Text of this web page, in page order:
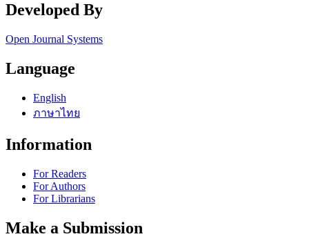
Developed By
Open Journal Systems
Language
English
ภาษาไทย
Information
For Readers
For Authors
For Librarians
Make a Submission